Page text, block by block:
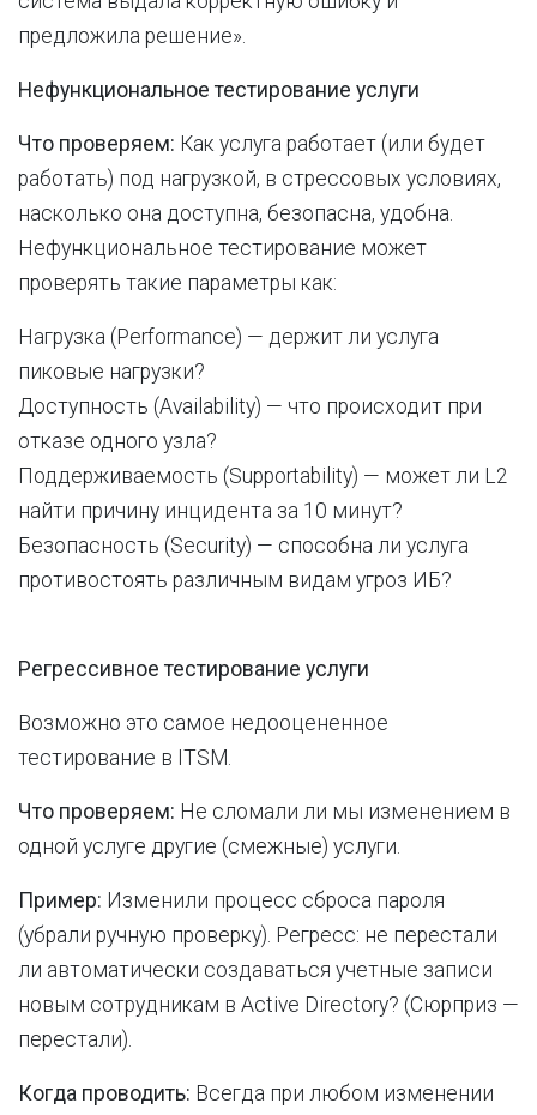
предложила решение».
Нефункциональное тестирование услуги
Что проверяем: Как услуга работает (или будет
работать) под нагрузкой, в стрессовых условиях,
насколько она доступна, безопасна, удобна.
Нефункциональное тестирование может
проверять такие параметры как:
Нагрузка (Performance) — держит ли услуга
пиковые нагрузки?
Доступность (Availability) — что происходит при
отказе одного узла?
Поддерживаемость (Supportability) — может ли L2
найти причину инцидента за 10 минут?
Безопасность (Security) — способна ли услуга
противостоять различным видам угроз ИБ?
Регрессивное тестирование услуги
Возможно это самое недооцененное
тестирование в ITSM.
Что проверяем: Не сломали ли мы изменением в
одной услуге другие (смежные) услуги.
Пример: Изменили процесс сброса пароля
(убрали ручную проверку). Регресс: не перестали
ли автоматически создаваться учетные записи
новым сотрудникам в Active Directory? (Сюрприз —
перестали).
Когда проводить: Всегда при любом изменении